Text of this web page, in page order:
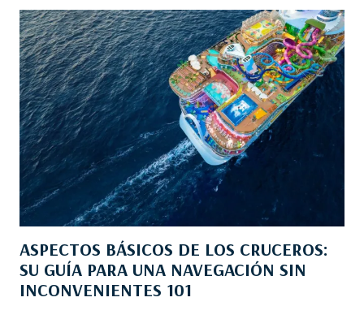
T
U
R
O
?
L
E
G
Ó
L
P
R
O
T
E
C
C
I
Ó
ASPECTOS BÁSICOS DE LOS CRUCEROS:
SU GUÍA PARA UNA NAVEGACIÓN SIN
INCONVENIENTES 101